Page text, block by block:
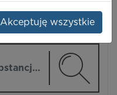
Akceptuję wszystkie